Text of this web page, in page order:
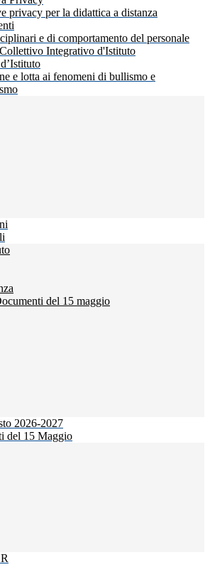
privacy per la didattica a distanza
e di comportamento del personale
Integrativo d'Istituto
e lotta ai fenomeni di bullismo e
del 15 maggio
2026-2027
del 15 Maggio